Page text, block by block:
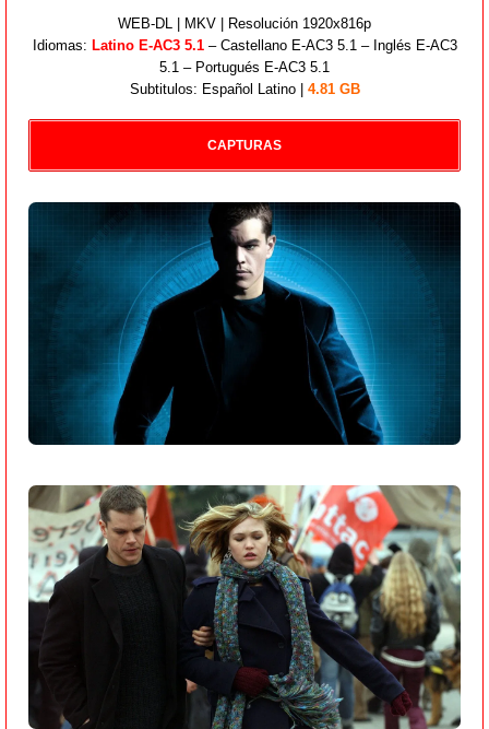
WEB-DL | MKV | Resolución 1920x816p
Idiomas: Latino E-AC3 5.1– Castellano E-AC3 5.1 – Inglés E-AC3
5.1 – Portugués E-AC3 5.1
Subtitulos: Español Latino | 4.81 GB
CAPTURAS